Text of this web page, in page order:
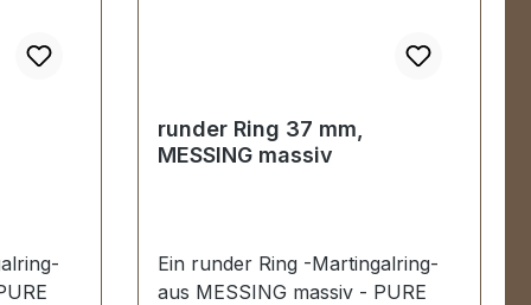
runder Ring 37 mm,
MESSING massiv
Ein runder Ring -Martingalring-
aus MESSING massiv - PURE